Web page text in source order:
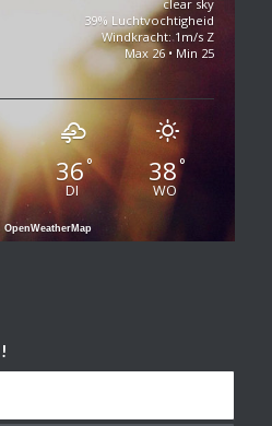
clear sky
39% Luchtvochtigheid
Windkracht: 1m/s Z
Max 26 • Min 25
36°
DI
38°
WO
OpenWeatherMap